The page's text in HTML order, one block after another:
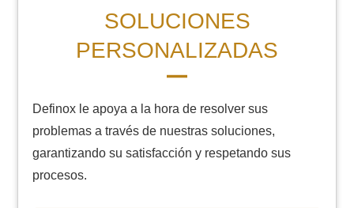
SOLUCIONES
PERSONALIZADAS
Definox le apoya a la hora de resolver sus
problemas a través de nuestras soluciones,
garantizando su satisfacción y respetando sus
procesos.